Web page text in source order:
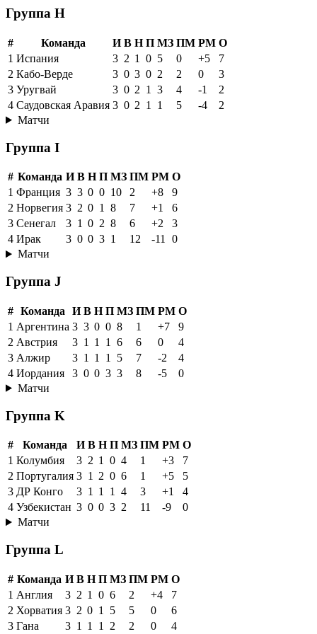
Группа H
# Команда И В Н П МЗ ПМ РМ О
1 Испания 3 2 1 0 5 0 +5
7
2 Кабо-Верде 3 0 3 0 2 2 0
3
3 Уругвай 3 0 2 1 3 4 -1
2
4 Саудовская Аравия 3 0 2 1 1 5 -4
2
Матчи
Группа I
# Команда И В Н П МЗ ПМ РМ О
1 Франция 3 3 0 0 10 2 +8
9
2 Норвегия 3 2 0 1 8 7 +1
6
3 Сенегал 3 1 0 2 8 6 +2
3
4 Ирак 3 0 0 3 1 12 -11
0
Матчи
Группа J
# Команда И В Н П МЗ ПМ РМ О
1 Аргентина 3 3 0 0 8 1 +7
9
2 Австрия 3 1 1 1 6 6 0
4
3 Алжир 3 1 1 1 5 7 -2
4
4 Иордания 3 0 0 3 3 8 -5
0
Матчи
Группа K
# Команда И В Н П МЗ ПМ РМ О
1 Колумбия 3 2 1 0 4 1 +3
7
2 Португалия 3 1 2 0 6 1 +5
5
3 ДР Конго 3 1 1 1 4 3 +1
4
4 Узбекистан 3 0 0 3 2 11 -9
0
Матчи
Группа L
# Команда И В Н П МЗ ПМ РМ О
1 Англия 3 2 1 0 6 2 +4
7
2 Хорватия 3 2 0 1 5 5 0
6
3 Гана 3 1 1 1 2 2 0
4